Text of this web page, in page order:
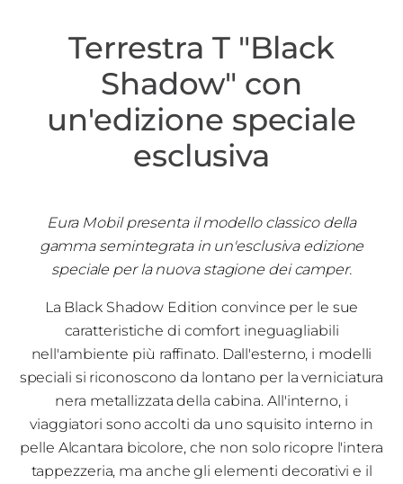
Terrestra T "Black
Shadow" con
un'edizione speciale
esclusiva
Eura Mobil presenta il modello classico della
gamma semintegrata in un'esclusiva edizione
speciale per la nuova stagione dei camper.
La Black Shadow Edition convince per le sue
caratteristiche di comfort ineguagliabili
nell'ambiente più raffinato. Dall'esterno, i modelli
speciali si riconoscono da lontano per la verniciatura
nera metallizzata della cabina. All'interno, i
viaggiatori sono accolti da uno squisito interno in
pelle Alcantara bicolore, che non solo ricopre l'intera
tappezzeria, ma anche gli elementi decorativi e il